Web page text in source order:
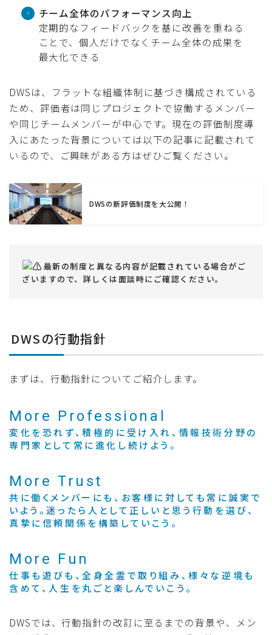
チーム全体のパフォーマンス向上
定期的なフィードバックを基に改善を重ねる
ことで、個人だけでなくチーム全体の成果を
最大化できる
DWSは、フラットな組織体制に基づき構成されている
ため、評価者は同じプロジェクトで協働するメンバー
や同じチームメンバーが中心です。現在の評価制度導
入にあたった背景については以下の記事に記載されて
いるので、ご興味がある方はぜひご覧ください。
DWSの新評価制度を大公開！
最新の制度と異なる内容が記載されている場合がご
ざいますので、詳しくは面談時にご確認ください。
DWSの行動指針
まずは、行動指針についてご紹介します。
More Professional
変化を恐れず、積極的に受け入れ、情報技術分野の
専門家として常に進化し続けよう。
More Trust
共に働くメンバーにも、お客様に対しても常に誠実で
いよう。迷ったら人として正しいと思う行動を選び、
真摯に信頼関係を構築していこう。
More Fun
仕事も遊びも、全身全霊で取り組み、様々な逆境も
含めて、人生を丸ごと楽しんでいこう。
DWSでは、行動指針の改訂に至るまでの背景や、メン